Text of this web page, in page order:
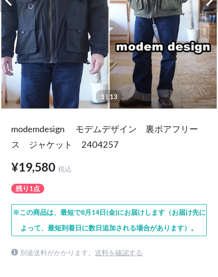
1 | 13
modemdesign モデムデザイン 裏ボアフリー
ス ジャケット 2404257
¥19,580 税込
残り1点
※この商品は、最短で8月14日(金)にお届けします（お届け先に
よって、最短到着日に数日追加される場合があります）。
別途送料がかかります。 送料を確認する